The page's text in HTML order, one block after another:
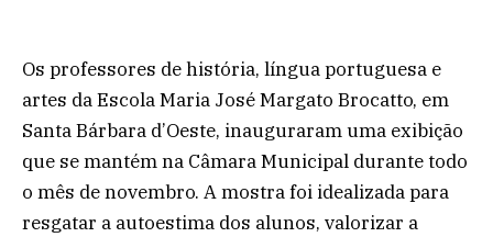
Os professores de história, língua portuguesa e
artes da Escola Maria José Margato Brocatto, em
Santa Bárbara d’Oeste, inauguraram uma exibição
que se mantém na Câmara Municipal durante todo
o mês de novembro. A mostra foi idealizada para
resgatar a autoestima dos alunos, valorizar a